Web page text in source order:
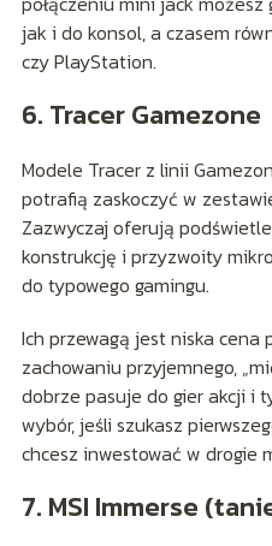
jak i do konsol, a czasem
czy PlayStation.
6. Tracer Gamezone
Modele Tracer z linii
potrafią zaskoczyć w
Zazwyczaj oferują
konstrukcję i przyzwoity
do typowego gamingu.
Ich przewagą jest niska cena
zachowaniu przyjemnego,
dobrze pasuje do gier akcji i
wybór, jeśli szukasz
chcesz inwestować w drogie
7. MSI Immerse